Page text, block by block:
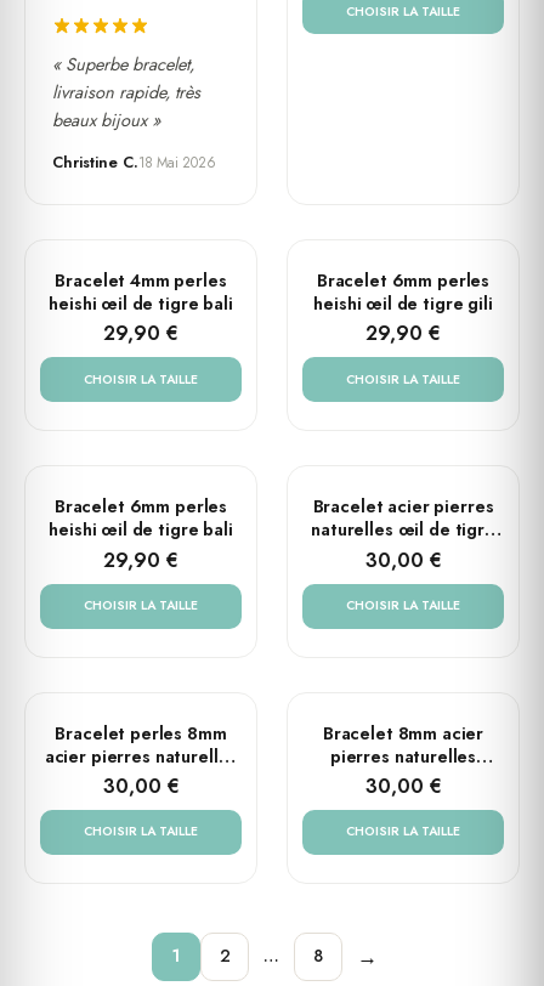
« Superbe bracelet,
livraison rapide, très
beaux bijoux »
Christine C.18 Mai 2026
CHOISIR LA TAILLE
PLUSIEURS TAILLES
Bracelet 4mm perles
heishi œil de tigre bali
29,90 €
CHOISIR LA TAILLE
PLUSIEURS TAILLES
Bracelet 6mm perles
heishi œil de tigre gili
29,90 €
CHOISIR LA TAILLE
PLUSIEURS TAILLES
Bracelet 6mm perles
heishi œil de tigre bali
29,90 €
CHOISIR LA TAILLE
PLUSIEURS TAILLES
Bracelet acier pierres
naturelles œil de tigre
vert perles rondes 8mm
30,00 €
CHOISIR LA TAILLE
PLUSIEURS TAILLES
Bracelet perles 8mm
acier pierres naturelles
perles rondes œil de
tigre rouge
30,00 €
CHOISIR LA TAILLE
PLUSIEURS TAILLES
Bracelet 8mm acier
pierres naturelles
perles rondes œil de
tigre
30,00 €
CHOISIR LA TAILLE
1 2 … 8 →